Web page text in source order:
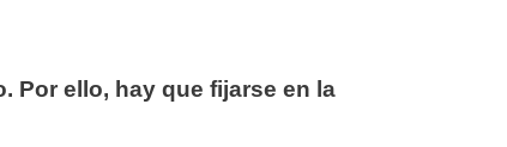
Por ello, hay que fijarse en la